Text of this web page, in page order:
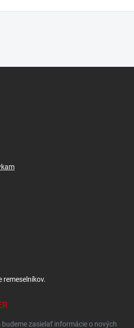
remeselníkov.
zasielať informácie o nových